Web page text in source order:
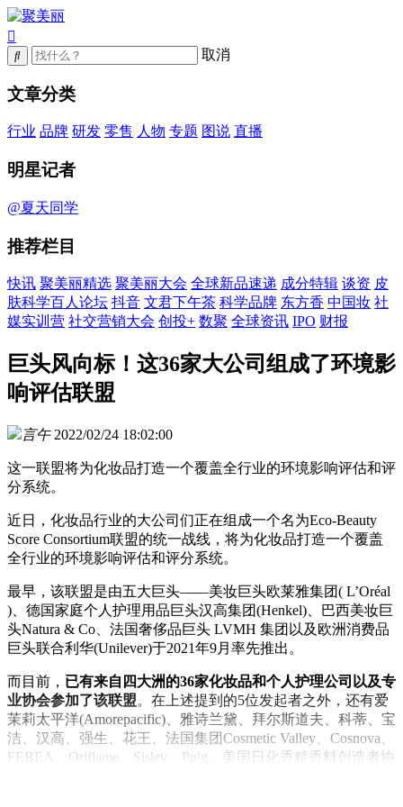
取消
文章分类
行业 品牌 研发 零售 人物 专题 图说 直播
明星记者
@夏天同学
推荐栏目
快讯 聚美丽精选 聚美丽大会 全球新品速递 成分特辑 谈资 皮
肤科学百人论坛 抖音 文君下午茶 科学品牌 东方香 中国妆 社
媒实训营 社交营销大会 创投+ 数聚 全球资讯 IPO 财报
巨头风向标！这36家大公司组成了环境影
响评估联盟
言午 2022/02/24 18:02:00
这一联盟将为化妆品打造一个覆盖全行业的环境影响评估和评
分系统。
近日，化妆品行业的大公司们正在组成一个名为Eco-Beauty
Score Consortium联盟的统一战线，将为化妆品打造一个覆盖
全行业的环境影响评估和评分系统。
最早，该联盟是由五大巨头——美妆巨头欧莱雅集团( L’Oréal
)、德国家庭个人护理用品巨头汉高集团(Henkel)、巴西美妆巨
头Natura & Co、法国奢侈品巨头 LVMH 集团以及欧洲消费品
巨头联合利华(Unilever)于2021年9月率先推出。
而目前， 已有来自四大洲的36家化妆品和个人护理公司以及专
业协会参加了该联盟。在上述提到的5位发起者之外，还有爱
茉莉太平洋(Amorepacific)、雅诗兰黛、拜尔斯道夫、科蒂、宝
洁、汉高、强生、花王、法国集团Cosmetic Valley、Cosnova、
FEBEA、Oriflame、Sisley、Puig、美国日化香精香料创造者协